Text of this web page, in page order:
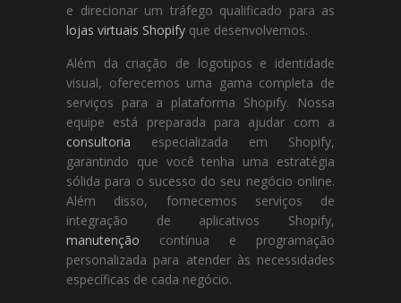
e direcionar um tráfego qualificado para as
lojas virtuais Shopify que desenvolvemos.
Além da criação de logotipos e identidade
visual, oferecemos uma gama completa de
serviços para a plataforma Shopify. Nossa
equipe está preparada para ajudar com a
consultoria especializada em Shopify,
garantindo que você tenha uma estratégia
sólida para o sucesso do seu negócio online.
Além disso, fornecemos serviços de
integração de aplicativos Shopify,
manutenção contínua e programação
personalizada para atender às necessidades
específicas de cada negócio.